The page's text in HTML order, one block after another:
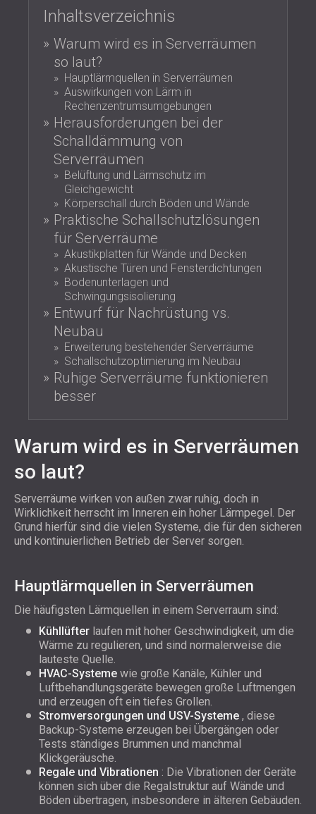
RESTAURANTS UND CLUBS
SCHALLSCHUTZ UND
AKUSTIKLÖSUNGEN FÜR HOTELS
SCHALLSCHUTZ UND AKUSTIK FÜR
HALLEN
SCHALLDÄMMUNG UND
AKUSTIKLÖSUNGEN FÜR
EINZELHANDELSFLÄCHEN
SCHALLSCHUTZ UND AKUSTIK FÜR
BILDUNGSEINRICHTUNGEN
SCHALLSCHUTZ UND AKUSTIK FÜR
GESUNDHEITSEINRICHTUNGE
SCHALLSCHUTZ UND
AKUSTIKLÖSUNGEN FÜR DEN
AUDIOLOGIEBEREICH
SCHALLDÄMMUNG UND
AKUSTIKLÖSUNGEN FÜR
RECHENZENTREN
DEUTSCHLAND (DE)
ROMÂNIA (RO)
POLAND (PL)
FINLAND (FI)
РОССИЯ (RU)
USA (US)
SOUTH AFRICA (ZA)
Inhaltsverzeichnis
Warum wird es in Serverräumen
so laut?
Hauptlärmquellen in Serverräumen
Auswirkungen von Lärm in
Rechenzentrumsumgebungen
Herausforderungen bei der
Schalldämmung von
Serverräumen
Belüftung und Lärmschutz im
Gleichgewicht
Körperschall durch Böden und Wände
Praktische Schallschutzlösungen
für Serverräume
Akustikplatten für Wände und Decken
Akustische Türen und Fensterdichtungen
Bodenunterlagen und
Schwingungsisolierung
Entwurf für Nachrüstung vs.
Neubau
Erweiterung bestehender Serverräume
Schallschutzoptimierung im Neubau
Ruhige Serverräume funktionieren
besser
Warum wird es in Serverräumen
so laut?
Serverräume wirken von außen zwar ruhig, doch in
Wirklichkeit herrscht im Inneren ein hoher Lärmpegel. Der
Grund hierfür sind die vielen Systeme, die für den sicheren
und kontinuierlichen Betrieb der Server sorgen.
Hauptlärmquellen in Serverräumen
Die häufigsten Lärmquellen in einem Serverraum sind:
Kühllüfter laufen mit hoher Geschwindigkeit, um die
Wärme zu regulieren, und sind normalerweise die
lauteste Quelle.
HVAC-Systeme wie große Kanäle, Kühler und
Luftbehandlungsgeräte bewegen große Luftmengen
und erzeugen oft ein tiefes Grollen.
Stromversorgungen und USV-Systeme , diese
Backup-Systeme erzeugen bei Übergängen oder
Tests ständiges Brummen und manchmal
Klickgeräusche.
Regale und Vibrationen : Die Vibrationen der Geräte
können sich über die Regalstruktur auf Wände und
Böden übertragen, insbesondere in älteren Gebäuden.